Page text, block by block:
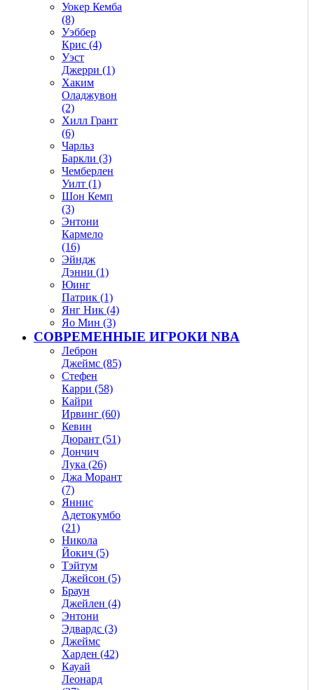
Уокер Кемба
(8)
Уэббер
Крис (4)
Уэст
Джерри (1)
Хаким
Оладжувон
(2)
Хилл Грант
(6)
Чарльз
Баркли (3)
Чемберлен
Уилт (1)
Шон Кемп
(3)
Энтони
Кармело
(16)
Эйндж
Дэнни (1)
Юинг
Патрик (1)
Янг Ник (4)
Яо Мин (3)
СОВРЕМЕННЫЕ ИГРОКИ NBA
Леброн
Джеймс (85)
Стефен
Карри (58)
Кайри
Ирвинг (60)
Кевин
Дюрант (51)
Дончич
Лука (26)
Джа Морант
(7)
Яннис
Адетокумбо
(21)
Никола
Йокич (5)
Тэйтум
Джейсон (5)
Браун
Джейлен (4)
Энтони
Эдвардс (3)
Джеймс
Харден (42)
Кауай
Леонард